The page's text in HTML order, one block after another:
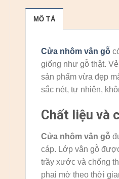
MÔ TẢ
Cửa nhôm vân gỗ
giống như gỗ thật.
sản phẩm vừa đẹp
sắc nét, tự nhiên,
Chất liệu và
Cửa nhôm vân gỗ
cáp. Lớp vân gỗ
trầy xước và chống
phai mờ theo thời